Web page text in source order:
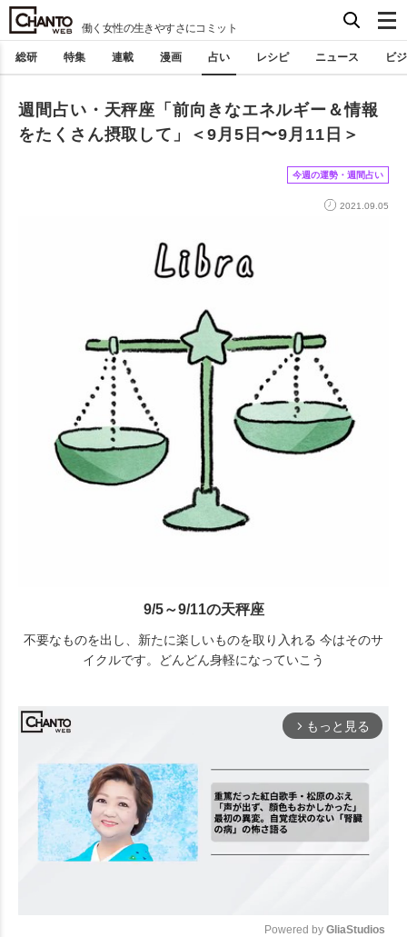
働く女性の生きやすさにコミット
総研 特集 連載 漫画 占い レシピ ニュース ビ
週間占い・天秤座「前向きなエネルギー＆情報
をたくさん摂取して」＜9月5日〜9月11日＞
今週の運勢・週間占い
2021.09.05
9/5～9/11の天秤座
不要なものを出し、新たに楽しいものを取り入れる 今はそのサ
イクルです。どんどん身軽になっていこう
arrow_forward_ios もっと見る
Powered by GliaStudios